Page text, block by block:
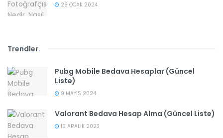
26 OCAK 2024
Trendler.
Pubg Mobile Bedava Hesaplar (Güncel
Liste)
9 MAYIS 2024
Valorant Bedava Hesap Alma (Güncel Liste)
15 ARALIK 2023